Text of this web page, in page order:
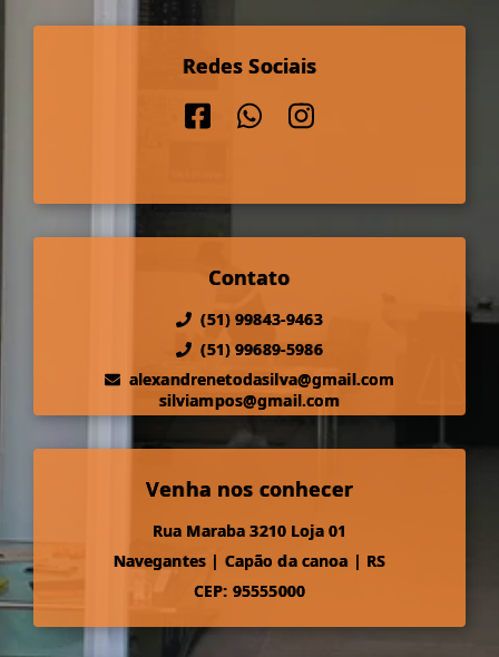
Redes Sociais
Contato
(51) 99843-9463
(51) 99689-5986
alexandrenetodasilva@gmail.com
silviampos@gmail.com
Venha nos conhecer
Rua Maraba 3210 Loja 01
Navegantes | Capão da canoa | RS
CEP: 95555000